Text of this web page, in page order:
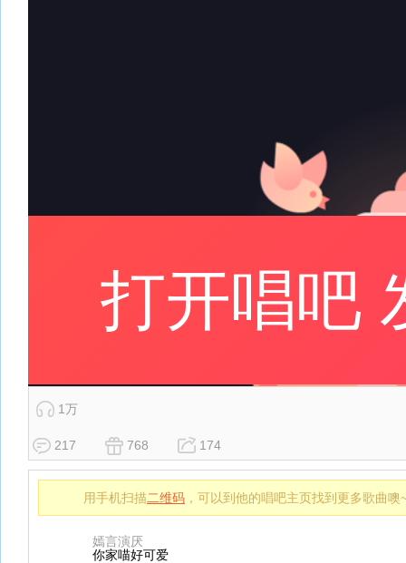
1万
217 768 174
用手机扫描二维码 ，可以到他的唱吧主页找到更多歌曲噢
嫣言演厌
你家喵好可爱